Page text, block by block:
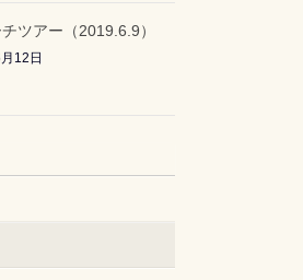
ツアー（2019.6.9）
12日